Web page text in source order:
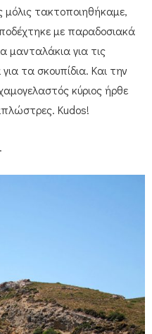
τακτοποιηθήκαμε,
με παραδοσιακά
μανταλάκια για τις
τα σκουπίδια. Και την
κύριος ήρθε
Kudos!